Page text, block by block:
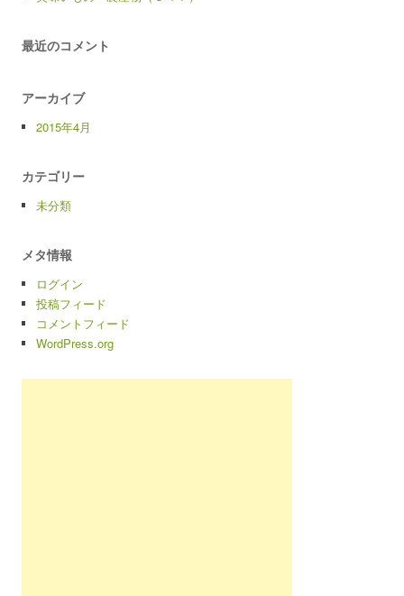
最近のコメント
アーカイブ
2015年4月
カテゴリー
未分類
メタ情報
ログイン
投稿フィード
コメントフィード
WordPress.org